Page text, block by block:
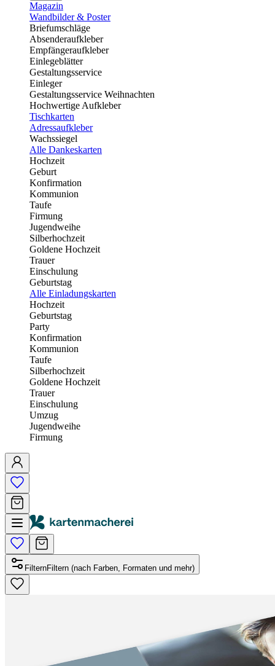
Magazin
Wandbilder & Poster
Briefumschläge
Absenderaufkleber
Empfängeraufkleber
Einlegeblätter
Gestaltungsservice
Einleger
Gestaltungsservice Weihnachten
Hochwertige Aufkleber
Tischkarten
Adressaufkleber
Wachssiegel
Alle Dankeskarten
Hochzeit
Geburt
Konfirmation
Kommunion
Taufe
Firmung
Jugendweihe
Silberhochzeit
Goldene Hochzeit
Trauer
Einschulung
Geburtstag
Alle Einladungskarten
Hochzeit
Geburtstag
Party
Konfirmation
Kommunion
Taufe
Silberhochzeit
Goldene Hochzeit
Trauer
Einschulung
Umzug
Jugendweihe
Firmung
FilternFiltern (nach Farben, Formaten und mehr)